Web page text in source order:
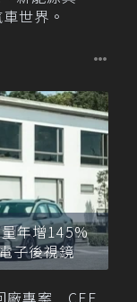
世界。
年增145%
子後視鏡
廠專案 CEF